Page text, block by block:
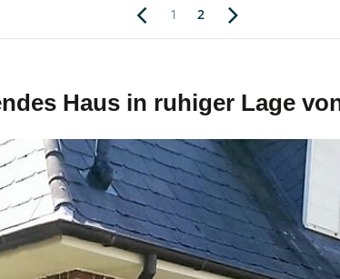
1 2
Haus in ruhiger Lage